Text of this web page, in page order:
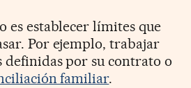
es establecer límites que
Por ejemplo, trabajar
definidas por su contrato o
familiar.